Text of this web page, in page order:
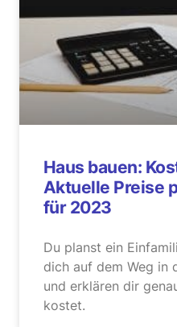
Haus bauen:
Aktuelle Preise
für 2023
Du planst ein
dich auf dem Weg in
und erklären dir
kostet.